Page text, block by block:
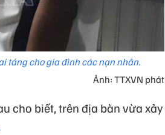
táng cho gia đình các nạn nhân.
Ảnh: TTXVN phát
cho biết, trên địa bàn vừa xảy